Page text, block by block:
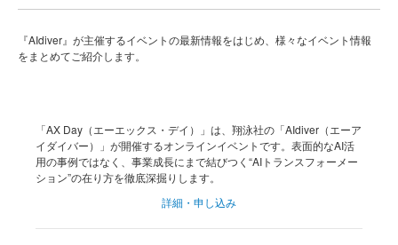
『AIdiver』が主催するイベントの最新情報をはじめ、様々なイベント情報
をまとめてご紹介します。
「AX Day（エーエックス・デイ）」は、翔泳社の「AIdiver（エーア
イダイバー）」が開催するオンラインイベントです。表面的なAI活
用の事例ではなく、事業成長にまで結びつく“AIトランスフォーメー
ション”の在り方を徹底深掘りします。
詳細・申し込み